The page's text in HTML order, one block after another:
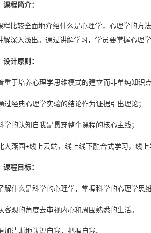
课程简介：
程比较全面地介绍什么是心理学，心理学的方
解深入浅出。通过讲解学习，学员要掌握心理
设计原则：
重于培养心理学思维模式的建立而非单纯知识点
过经典心理学实验的结论作为证据引出理论；
学的认知自我是贯穿整个课程的核心主线；
大燕园+线上云端，线上线下融合式学习，线上
课程目标：
解什么是科学的心理学，掌握科学的心理学思维
客观的角度去审视内心和周围熟悉的生活。
加清晰地认识自我，把握自我。